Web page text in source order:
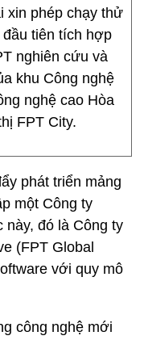
xin phép chạy thử
tiên tích hợp
nghiên cứu và
khu Công nghệ
nghệ cao Hòa
FPT City.
phát triển mảng
một Công ty
này, đó là Công ty
(FPT Global
với quy mô
công nghệ mới